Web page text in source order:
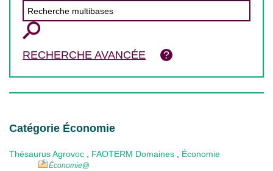
RECHERCHE AVANCÉE
Catégorie Économie
Thésaurus Agrovoc FAOTERM Domaines Économie
Économie@